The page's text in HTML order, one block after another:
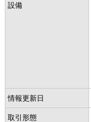
設備
情報更新日
取引形態